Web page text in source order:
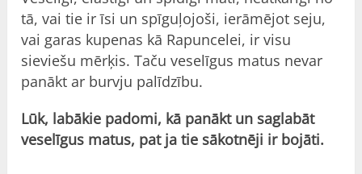
tā, vai tie ir īsi un spīguļojoši, ierāmējot seju,
vai garas kupenas kā Rapuncelei, ir visu
sieviešu mērķis. Taču veselīgus matus nevar
panākt ar burvju palīdzību.
Lūk, labākie padomi, kā panākt un saglabāt
veselīgus matus, pat ja tie sākotnēji ir bojāti.